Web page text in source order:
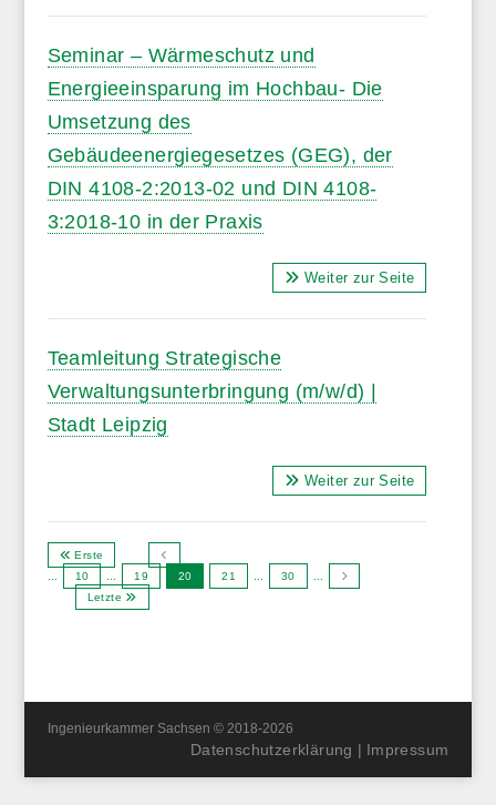
Seminar – Wärmeschutz und
Energieeinsparung im Hochbau- Die
Umsetzung des
Gebäudeenergiegesetzes (GEG), der
DIN 4108-2:2013-02 und DIN 4108-
3:2018-10 in der Praxis
Weiter zur Seite
Teamleitung Strategische
Verwaltungsunterbringung (m/w/d) |
Stadt Leipzig
Weiter zur Seite
Erste
10 19 20 21 30
Letzte
Ingenieurkammer Sachsen © 2018-2026
Datenschutzerklärung | Impressum